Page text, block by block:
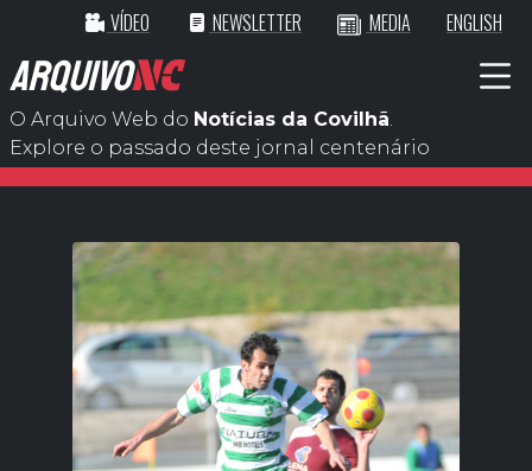
VÍDEO NEWSLETTER MEDIA ENGLISH
ARQUIVONC
O Arquivo Web do Notícias da Covilhã.
Explore o passado deste jornal centenário